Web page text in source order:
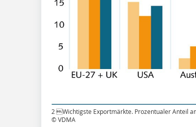
2 Wichtigste Exportmärkte. Prozentualer Anteil
© VDMA